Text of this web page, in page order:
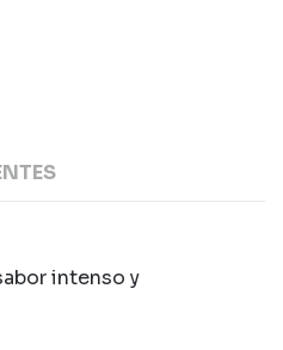
intenso y